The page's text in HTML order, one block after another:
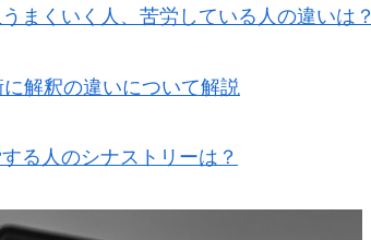
まくいく人、苦労している人の違いは？
解釈の違いについて解説
る人のシナストリーは？